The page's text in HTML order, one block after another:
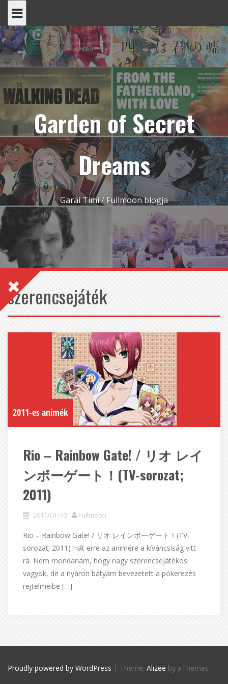
content
Garden of Secret
Dreams
Garai Timi / Fullmoon blogja
szerencsejáték
2011-es animék
Rio – Rainbow Gate! / リオ レイ
ンボーゲート！(TV-sorozat;
2011)
2011/01/10 Fullmoon
Rio – Rainbow Gate! / リオ レインボーゲート！(TV-
sorozat; 2011) Hát erre az animére a kíváncsiság vitt
rá. Nem mondanám, hogy nagy szerencsejátékos
vagyok, de a nyáron bátyám bevezetett a pókerezés
rejtelmeibe […]
Proudly powered by WordPress | Theme: Alizee by aThemes